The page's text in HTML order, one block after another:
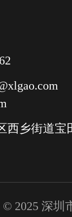
西乡街道宝
2025 深圳